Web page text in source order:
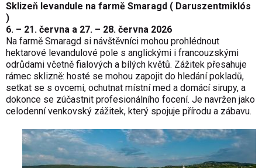
Sklizeň levandule na farmě Smaragd ( Daruszentmiklós
)
6. – 21. června a 27. – 28. června 2026
Na farmě Smaragd si návštěvníci mohou prohlédnout
hektarové levandulové pole s anglickými i francouzskými
odrůdami včetně fialových a bílých květů. Zážitek přesahuje
rámec sklizně: hosté se mohou zapojit do hledání pokladů,
setkat se s ovcemi, ochutnat místní med a domácí sirupy, a
dokonce se zúčastnit profesionálního focení. Je navržen jako
celodenní venkovský zážitek, který spojuje přírodu a zábavu.